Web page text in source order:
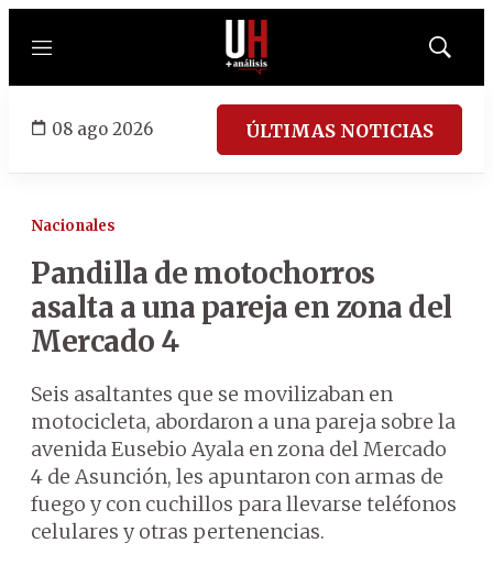
Menú
Mostrar
08 ago 2026 ÚLTIMAS NOTICIAS
Nacionales
Pandilla de motochorros
asalta a una pareja en zona del
Mercado 4
Seis asaltantes que se movilizaban en
motocicleta, abordaron a una pareja sobre la
avenida Eusebio Ayala en zona del Mercado
4 de Asunción, les apuntaron con armas de
fuego y con cuchillos para llevarse teléfonos
celulares y otras pertenencias.